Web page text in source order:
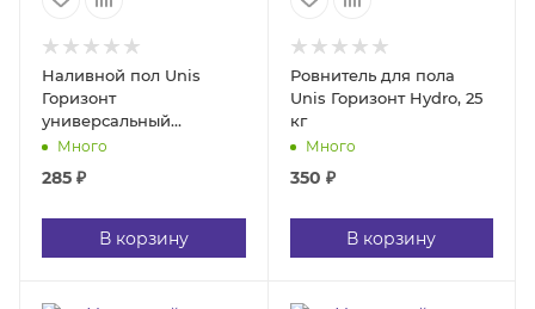
Наливной пол Unis
Горизонт
универсальный
быстротвердеющий, 20
Много
285 ₽
В корзину
Ровнитель для пола
Unis Горизонт Hydro, 25
кг
Много
350 ₽
В корзину